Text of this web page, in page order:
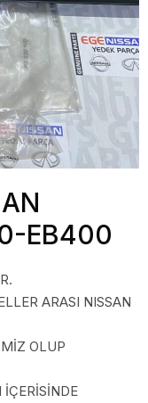
EB400
ARASI NISSAN
OLUP